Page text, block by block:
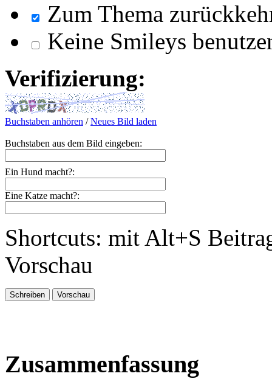
Zum Thema
Keine Smileys
Verifizierung:
Buchstaben anhören /Neues Bild laden
Buchstaben aus dem Bild eingeben:
Ein Hund macht?:
Eine Katze macht?:
Shortcuts: mit Alt+S
Vorschau
Zusammenfassung